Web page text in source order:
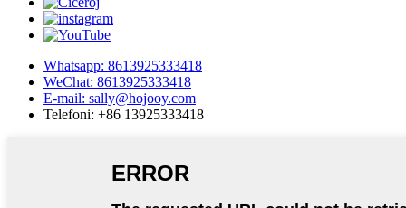
Whatsapp: 8613925333418
WeChat: 8613925333418
E-mail: sally@hojooy.com
Telefoni: +86 13925333418